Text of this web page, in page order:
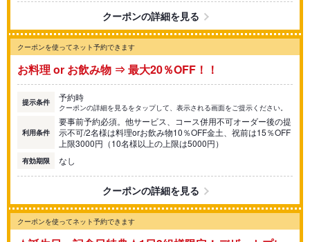
クーポンの詳細を見る
クーポンを使ってネット予約できます
お料理 or お飲み物 ⇒ 最大20％OFF！！
提示条件 予約時
クーポンの詳細を見るをタップして、表示される画面をご提示ください。
利用条件
要事前予約必須。他サービス、コース併用不可オーダー後の提
示不可/2名様は料理orお飲み物10％OFF金土、祝前は15％OFF
上限3000円（10名様以上の上限は5000円）
有効期限 なし
クーポンの詳細を見る
クーポンを使ってネット予約できます